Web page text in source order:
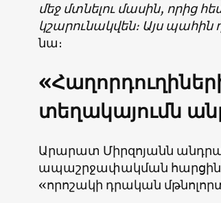
մեջ մտնելու մասին, որից
կշարունակվեն։ Այս
նա։
տեղակայումն
Արարատ Միրզոյանն
ապաշրջափակման հարցին:
«որոշակի դրական